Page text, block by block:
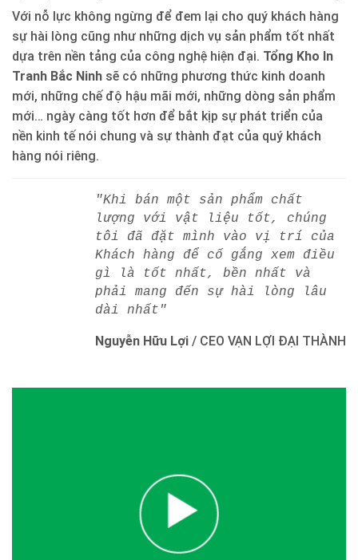
Với nỗ lực không ngừng để đem lại cho quý khách hàng
sự hài lòng cũng như những dịch vụ sản phẩm tốt nhất
dựa trên nền tảng của công nghệ hiện đại. Tổng Kho In
Tranh Bắc Ninh sẽ có những phương thức kinh doanh
mới, những chế độ hậu mãi mới, những dòng sản phẩm
mới… ngày càng tốt hơn để bắt kịp sự phát triển của
nền kinh tế nói chung và sự thành đạt của quý khách
hàng nói riêng.
"Khi bán một sản phẩm chất
lượng với vật liệu tốt, chúng
tôi đã đặt mình vào vị trí của
Khách hàng để cố gắng xem điều
gì là tốt nhất, bền nhất và
phải mang đến sự hài lòng lâu
dài nhất"
Nguyễn Hữu Lợi / CEO VẠN LỢI ĐẠI THÀNH